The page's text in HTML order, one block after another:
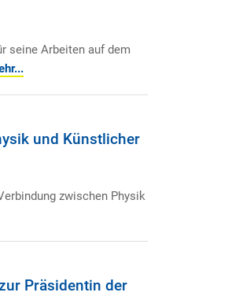
seine Arbeiten auf dem
und Künstlicher
zwischen Physik
Präsidentin der